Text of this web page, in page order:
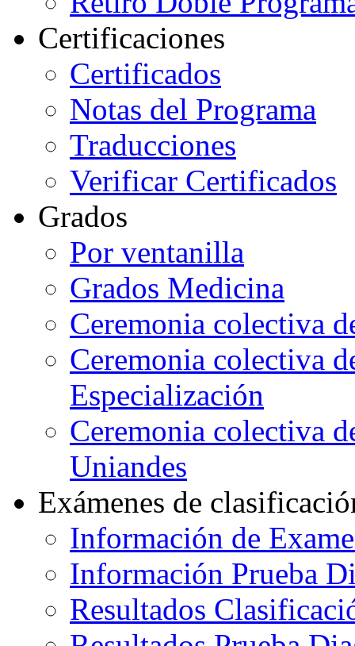
Certificaciones
Certificados
Notas del Programa
Traducciones
Verificar Certificados
Grados
Por ventanilla
Grados Medicina
Ceremonia colectiva
Ceremonia colectiva
Especialización
Ceremonia colectiva
Uniandes
Exámenes de
Información de
Información Prueba
Resultados